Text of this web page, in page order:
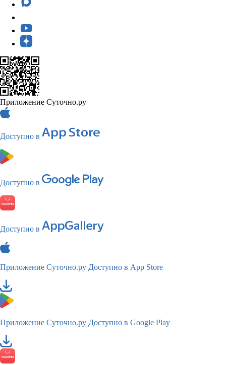
Приложение Суточно.ру
Доступно в
Доступно в
Доступно в
Приложение Суточно.ру Доступно в App Store
Приложение Суточно.ру Доступно в Google Play